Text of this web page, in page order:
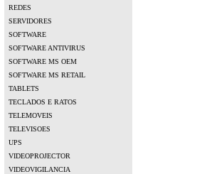
REDES
SERVIDORES
SOFTWARE
SOFTWARE ANTIVIRUS
SOFTWARE MS OEM
SOFTWARE MS RETAIL
TABLETS
TECLADOS E RATOS
TELEMOVEIS
TELEVISOES
UPS
VIDEOPROJECTOR
VIDEOVIGILANCIA